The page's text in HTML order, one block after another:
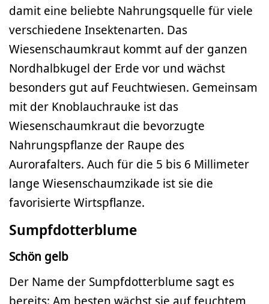
damit eine beliebte Nahrungsquelle für viele
verschiedene Insektenarten. Das
Wiesenschaumkraut kommt auf der ganzen
Nordhalbkugel der Erde vor und wächst
besonders gut auf Feuchtwiesen. Gemeinsam
mit der Knoblauchrauke ist das
Wiesenschaumkraut die bevorzugte
Nahrungspflanze der Raupe des
Aurorafalters. Auch für die 5 bis 6 Millimeter
lange Wiesenschaumzikade ist sie die
favorisierte Wirtspflanze.
Sumpfdotterblume
Schön gelb
Der Name der Sumpfdotterblume sagt es
bereits: Am besten wächst sie auf feuchtem